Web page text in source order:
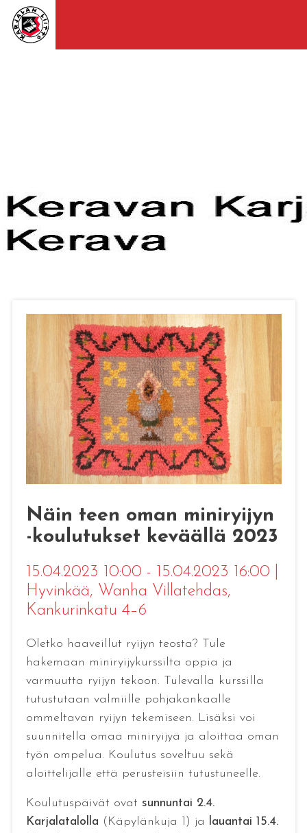
Näin teen oman miniryijyn
-koulutukset keväällä 2023
15.04.2023 10:00 - 15.04.2023 16:00
Hyvinkää, Wanha Villatehdas,
Kankurinkatu 4–6
Oletko haaveillut ryijyn teosta? Tule
hakemaan miniryijykurssilta oppia ja
varmuutta ryijyn tekoon. Tulevalla kurssilla
tutustutaan valmiille pohjakankaalle
ommeltavan ryijyn tekemiseen. Lisäksi voi
suunnitella omaa miniryijyä ja aloittaa oman
työn ompelua. Koulutus soveltuu sekä
aloittelijalle että perusteisiin tutustuneelle.
Koulutuspäivät ovat sunnuntai 2.4.
Karjalatalolla (Käpylänkuja 1) ja lauantai 15.4.